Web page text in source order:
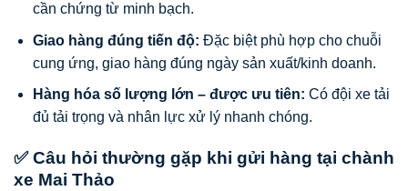
cần chứng từ minh bạch.
Giao hàng đúng tiến độ: Đặc biệt phù hợp cho chuỗi
cung ứng, giao hàng đúng ngày sản xuất/kinh doanh.
Hàng hóa số lượng lớn – được ưu tiên: Có đội xe tải
đủ tải trọng và nhân lực xử lý nhanh chóng.
✅ Câu hỏi thường gặp khi gửi hàng tại chành
xe Mai Thảo